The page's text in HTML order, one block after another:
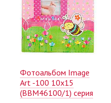
Фотоальбом Image
Art -100 10x15
(BBM46100/1) серия